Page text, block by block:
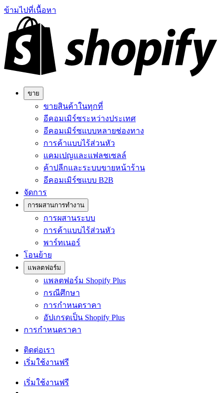
ข้ามไปที่เนื้อหา
ขาย
ขายสินค้าในทุกที่
อีคอมเมิร์ซระหว่างประเทศ
อีคอมเมิร์ซแบบหลายช่องทาง
การค้าแบบไร้ส่วนหัว
แคมเปญและแฟลชเซลล์
ค้าปลีกและระบบขายหน้าร้าน
อีคอมเมิร์ซแบบ B2B
จัดการ
การผสานการทำงาน
การผสานระบบ
การค้าแบบไร้ส่วนหัว
พาร์ทเนอร์
โอนย้าย
แพลตฟอร์ม
แพลตฟอร์ม Shopify Plus
กรณีศึกษา
การกำหนดราคา
อัปเกรดเป็น Shopify Plus
การกำหนดราคา
ติดต่อเรา
เริ่มใช้งานฟรี
เริ่มใช้งานฟรี